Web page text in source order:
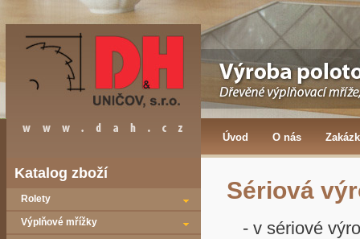
Úvod O nás
Katalog zboží
Rolety
Výplňové mřížky
Sériová
- v sériové